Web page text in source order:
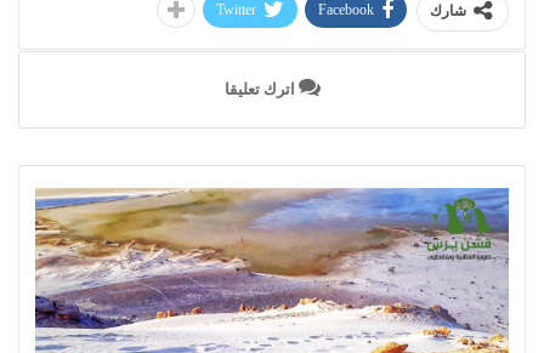
شارك Facebook
Twitter
اترك تعليقا